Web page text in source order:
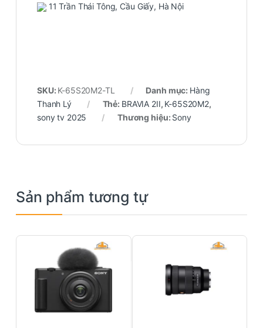
11 Trần Thái Tông, Cầu Giấy, Hà Nội
SKU: K-65S20M2-TL Danh mục: Hàng
Thanh Lý
Thẻ: BRAVIA 2II, K-65S20M2,
sony tv 2025
Thương hiệu: Sony
Sản phẩm tương tự